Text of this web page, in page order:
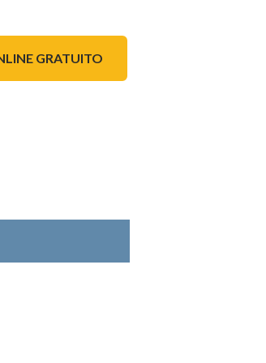
GRATUITO